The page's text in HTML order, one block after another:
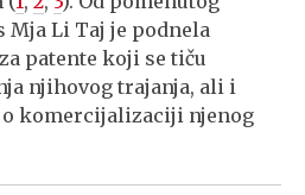
Mja Li Taj je podnela
za patente koji se tiču
njihovog trajanja, ali i
o komercijalizaciji njenog